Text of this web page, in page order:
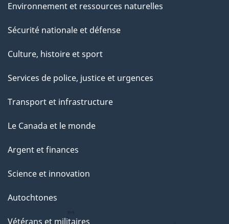
Environnement et ressources naturelles
Sécurité nationale et défense
Culture, histoire et sport
Services de police, justice et urgences
Transport et infrastructure
Le Canada et le monde
Argent et finances
Science et innovation
Autochtones
Vétérans et militaires